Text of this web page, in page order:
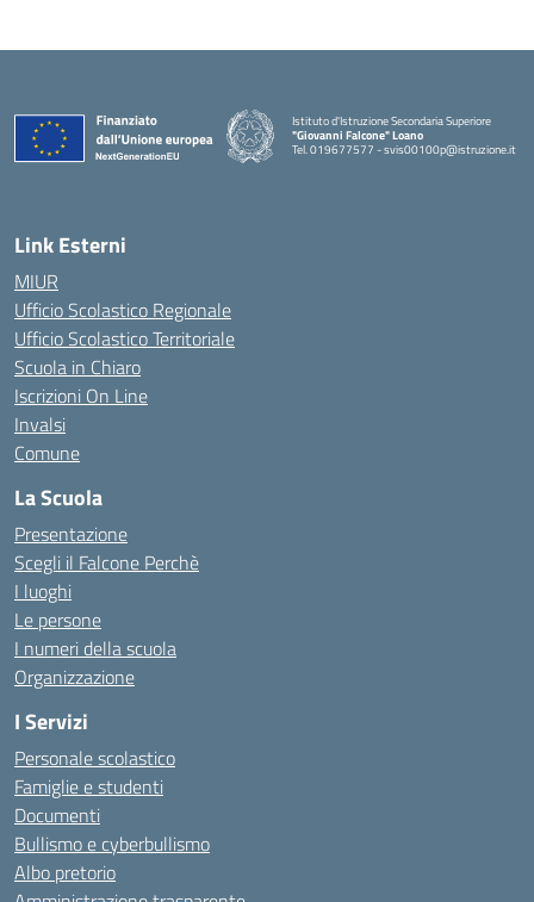
Istituto d'Istruzione Secondaria Superiore
"Giovanni Falcone" Loano
Tel. 019677577 - svis00100p@istruzione.it
Link Esterni
MIUR
Ufficio Scolastico Regionale
Ufficio Scolastico Territoriale
Scuola in Chiaro
Iscrizioni On Line
Invalsi
Comune
La Scuola
Presentazione
Scegli il Falcone Perchè
I luoghi
Le persone
I numeri della scuola
Organizzazione
I Servizi
Personale scolastico
Famiglie e studenti
Documenti
Bullismo e cyberbullismo
Albo pretorio